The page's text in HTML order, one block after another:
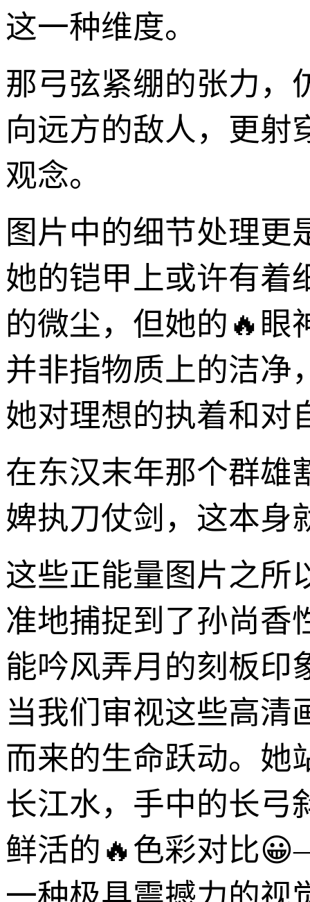
这一种维度。
那弓弦紧绷的张力，
向远方的敌人，更射
观念。
图片中的细节处理更
她的铠甲上或许有着
的微尘，但她的🔥眼
并非指物质上的洁净
她对理想的执着和对
在东汉末年那个群雄
婢执刀仗剑，这本身
这些正能量图片之所
准地捕捉到了孙尚香
能吟风弄月的刻板印
当我们审视这些高清
而来的生命跃动。她
长江水，手中的长弓
鲜活的🔥色彩对比